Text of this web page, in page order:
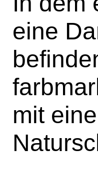
eine
mit